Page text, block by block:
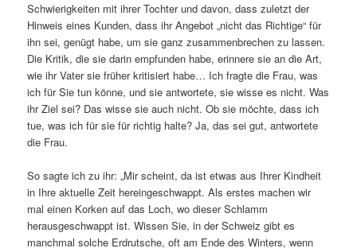
Schwierigkeiten mit ihrer Tochter und davon, dass zuletzt der
Hinweis eines Kunden, dass ihr Angebot „nicht das Richtige“ für
ihn sei, genügt habe, um sie ganz zusammenbrechen zu lassen.
Die Kritik, die sie darin empfunden habe, erinnere sie an die Art,
wie ihr Vater sie früher kritisiert habe… Ich fragte die Frau, was
ich für Sie tun könne, und sie antwortete, sie wisse es nicht. Was
ihr Ziel sei? Das wisse sie auch nicht. Ob sie möchte, dass ich
tue, was ich für sie für richtig halte? Ja, das sei gut, antwortete
die Frau.
So sagte ich zu ihr:„Mir scheint, da ist etwas aus Ihrer Kindheit
in Ihre aktuelle Zeit hereingeschwappt. Als erstes machen wir
mal einen Korken auf das Loch, wo dieser Schlamm
herausgeschwappt ist. Wissen Sie, in der Schweiz gibt es
manchmal solche Erdrutsche, oft am Ende des Winters, wenn